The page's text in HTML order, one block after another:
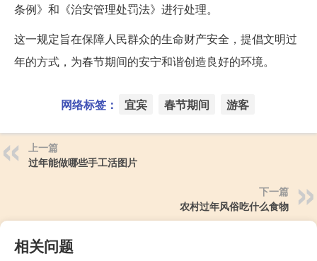
条例》和《治安管理处罚法》进行处理。
这一规定旨在保障人民群众的生命财产安全，提倡文明过
年的方式，为春节期间的安宁和谐创造良好的环境。
网络标签： 宜宾 春节期间 游客
上一篇
过年能做哪些手工活图片
下一篇
农村过年风俗吃什么食物
相关问题